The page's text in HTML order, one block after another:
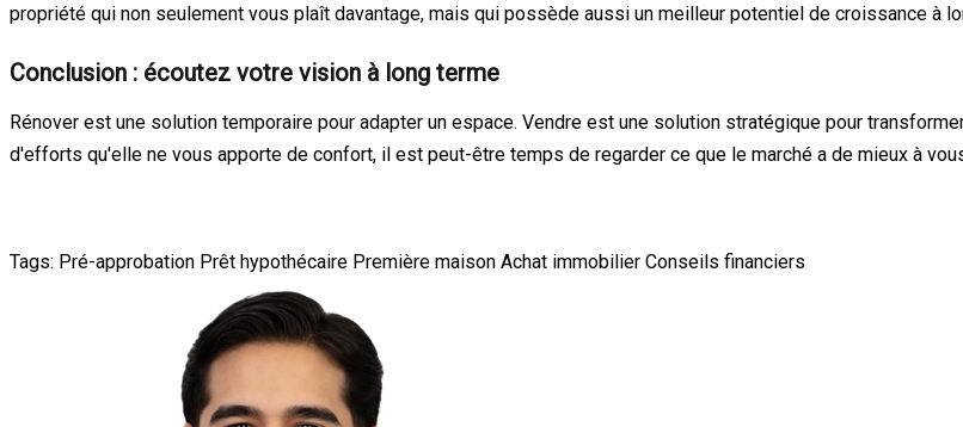
propriété qui non seulement vous plaît davantage, mais qui possède aussi un meilleur potentiel de croissance à
Conclusion : écoutez votre vision à long terme
Rénover est une solution temporaire pour adapter un espace. Vendre est une solution stratégique pour
d'efforts qu'elle ne vous apporte de confort, il est peut-être temps de regarder ce que le marché a de mieux à
Tags: Pré-approbation Prêt hypothécaire Première maison Achat immobilier Conseils financiers